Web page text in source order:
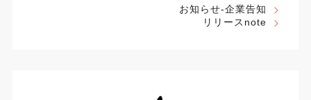
お知らせ-企業告知
リリースnote